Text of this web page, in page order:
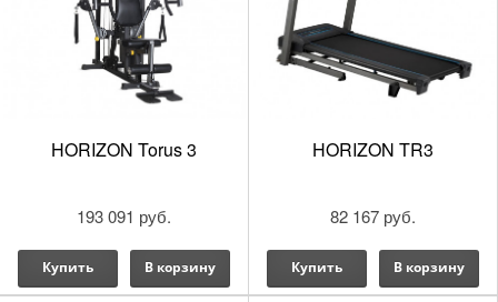
HORIZON Torus 3
193 091 руб.
Купить В корзину
HORIZON TR3
82 167 руб.
Купить В корзину